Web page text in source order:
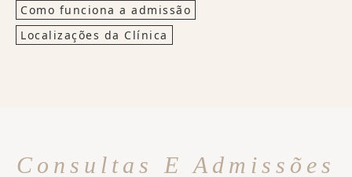
Como funciona a admissão
Localizações da Clínica
Consultas E Admissões